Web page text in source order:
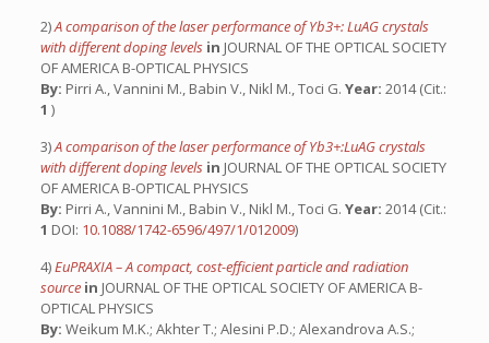
2)A comparison of the laser performance of Yb3+: LuAG crystals
with different doping levels in JOURNAL OF THE OPTICAL SOCIETY
OF AMERICA B-OPTICAL PHYSICS
By: Pirri A., Vannini M., Babin V., Nikl M., Toci G. Year: 2014 (Cit.:
1 )
3)A comparison of the laser performance of Yb3+:LuAG crystals
with different doping levels in JOURNAL OF THE OPTICAL SOCIETY
OF AMERICA B-OPTICAL PHYSICS
By: Pirri A., Vannini M., Babin V., Nikl M., Toci G. Year: 2014 (Cit.:
1 DOI: 10.1088/1742-6596/497/1/012009)
4)EuPRAXIA – A compact, cost-efficient particle and radiation
source in JOURNAL OF THE OPTICAL SOCIETY OF AMERICA B-
OPTICAL PHYSICS
By: Weikum M.K.; Akhter T.; Alesini P.D.; Alexandrova A.S.;